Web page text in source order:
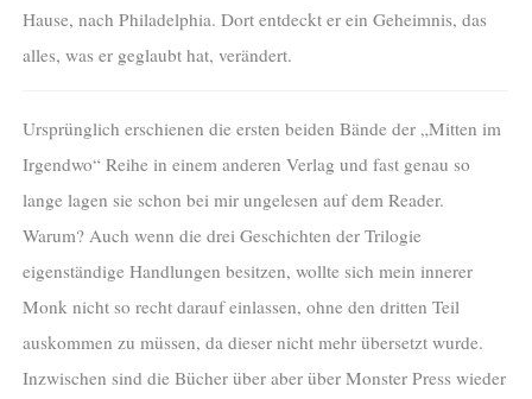
Hause, nach Philadelphia. Dort entdeckt er ein Geheimnis, das
alles, was er geglaubt hat, verändert.
Ursprünglich erschienen die ersten beiden Bände der „Mitten im
Irgendwo“ Reihe in einem anderen Verlag und fast genau so
lange lagen sie schon bei mir ungelesen auf dem Reader.
Warum? Auch wenn die drei Geschichten der Trilogie
eigenständige Handlungen besitzen, wollte sich mein innerer
Monk nicht so recht darauf einlassen, ohne den dritten Teil
auskommen zu müssen, da dieser nicht mehr übersetzt wurde.
Inzwischen sind die Bücher über aber über Monster Press wieder